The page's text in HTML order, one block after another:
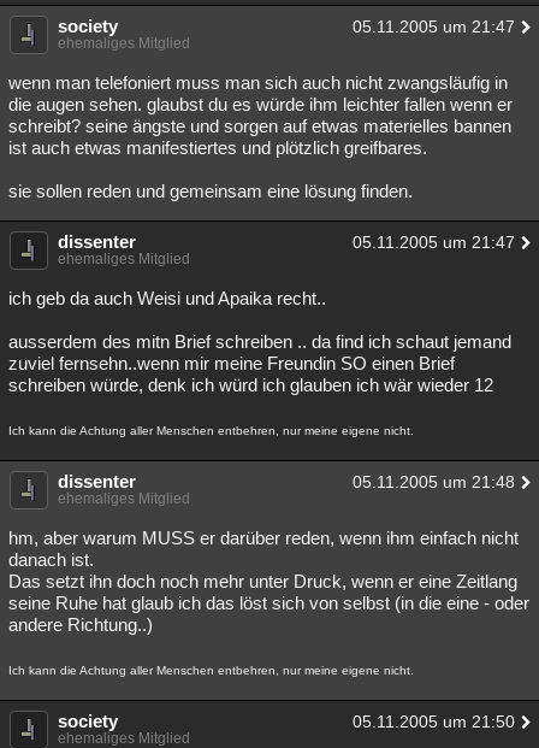
society 05.11.2005 um 21:47
ehemaliges Mitglied
wenn man telefoniert muss man sich auch nicht zwangsläufig in
die augen sehen. glaubst du es würde ihm leichter fallen wenn er
schreibt? seine ängste und sorgen auf etwas materielles bannen
ist auch etwas manifestiertes und plötzlich greifbares.
sie sollen reden und gemeinsam eine lösung finden.
dissenter 05.11.2005 um 21:47
ehemaliges Mitglied
ich geb da auch Weisi und Apaika recht..
ausserdem des mitn Brief schreiben .. da find ich schaut jemand
zuviel fernsehn..wenn mir meine Freundin SO einen Brief
schreiben würde, denk ich würd ich glauben ich wär wieder 12
Ich kann die Achtung aller Menschen entbehren, nur meine eigene nicht.
dissenter 05.11.2005 um 21:48
ehemaliges Mitglied
hm, aber warum MUSS er darüber reden, wenn ihm einfach nicht
danach ist.
Das setzt ihn doch noch mehr unter Druck, wenn er eine Zeitlang
seine Ruhe hat glaub ich das löst sich von selbst (in die eine - oder
andere Richtung..)
Ich kann die Achtung aller Menschen entbehren, nur meine eigene nicht.
society 05.11.2005 um 21:50
ehemaliges Mitglied